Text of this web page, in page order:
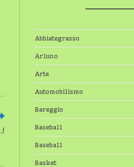
Abbiategrasso
Arluno
Arte
Automobilismo
Bareggio
Baseball
Baseball
Basket